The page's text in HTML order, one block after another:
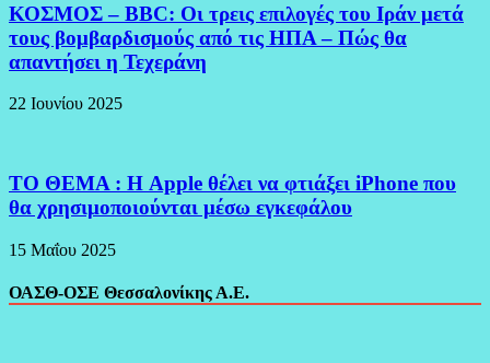
ΚΟΣΜΟΣ – BBC: Οι τρεις επιλογές του Ιράν μετά
τους βομβαρδισμούς από τις ΗΠΑ – Πώς θα
απαντήσει η Τεχεράνη
22 Ιουνίου 2025
ΤΟ ΘΕΜΑ : Η Apple θέλει να φτιάξει iPhone που
θα χρησιμοποιούνται μέσω εγκεφάλου
15 Μαΐου 2025
ΟΑΣΘ-ΟΣΕ Θεσσαλονίκης Α.Ε.